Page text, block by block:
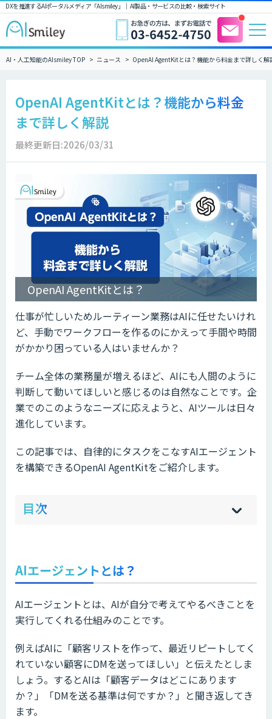
DXを推進するAIポータルメディア「AIsmiley」｜ AI製品・サービスの比較・検索サイト
AI・人工知能のAIsmiley TOP ニュース OpenAI AgentKitとは？機能から料金まで詳しく解
OpenAI AgentKitとは？機能から料金
まで詳しく解説
最終更新日:2026/03/31
OpenAI AgentKitとは？
仕事が忙しいためルーティーン業務はAIに任せたいけれ
ど、手動でワークフローを作るのにかえって手間や時間
がかかり困っている人はいませんか？
チーム全体の業務量が増えるほど、AIにも人間のように
判断して動いてほしいと感じるのは自然なことです。企
業でのこのようなニーズに応えようと、AIツールは日々
進化しています。
この記事では、自律的にタスクをこなすAIエージェント
を構築できるOpenAI AgentKitをご紹介します。
目次 hi
]
sh
]
AIエージェントとは？
AIエージェントとは、AIが自分で考えてやるべきことを
実行してくれる仕組みのことです。
例えばAIに「顧客リストを作って、最近リピートしてく
れていない顧客にDMを送ってほしい」と伝えたとしま
しょう。するとAIは「顧客データはどこにあります
か？」「DMを送る基準は何ですか？」と聞き返してき
ます。